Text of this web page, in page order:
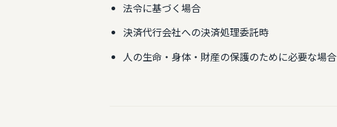
法令に基づく場合
決済代行会社への決済処理委託時
人の生命・身体・財産の保護のために必要な場合